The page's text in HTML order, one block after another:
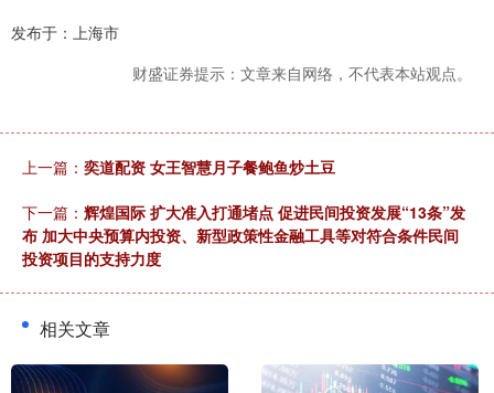
发布于：上海市
财盛证券提示：文章来自网络，不代表本站观点。
上一篇： 奕道配资 女王智慧月子餐鲍鱼炒土豆
下一篇： 辉煌国际 扩大准入打通堵点 促进民间投资发展“13条”发
布 加大中央预算内投资、新型政策性金融工具等对符合条件民间
投资项目的支持力度
相关文章